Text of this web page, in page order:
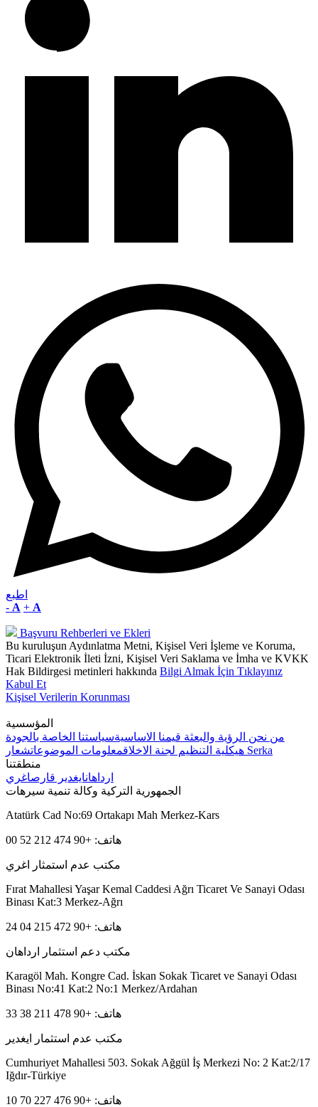
اطبع
- A + A
Başvuru Rehberleri ve Ekleri
Bu kuruluşun Aydınlatma Metni, Kişisel Veri İşleme ve Koruma,
Ticari Elektronik İleti İzni, Kişisel Veri Saklama ve İmha ve KVKK
Hak Bildirgesi metinleri hakkında Bilgi Almak İçin Tıklayınız
Kabul Et
Kişisel Verilerin Korunması
المؤسسية
من نحن الرؤية والبعثة قيمنا الاساسيةسياستنا الخاصة بالجودة
هيكلية التنظيم لجنة الاخلاقمعلومات الموضوعات
شعار Serka
منطقتنا
ارداهانايغدير قارصاغري
الجمهورية التركية وكالة تنمية سيرهات
Atatürk Cad No:69 Ortakapı Mah Merkez-Kars
هاتف: +90 474 212 52 00
مكتب عدم استمثار اغري
Fırat Mahallesi Yaşar Kemal Caddesi Ağrı Ticaret Ve Sanayi Odası
Binası Kat:3 Merkez-Ağrı
هاتف: +90 472 215 04 24
مكتب دعم استثمار ارداهان
Karagöl Mah. Kongre Cad. İskan Sokak Ticaret ve Sanayi Odası
Binası No:41 Kat:2 No:1 Merkez/Ardahan
هاتف: +90 478 211 38 33
مكتب عدم استثمار ايغدير
Cumhuriyet Mahallesi 503. Sokak Ağgül İş Merkezi No: 2 Kat:2/17
Iğdır-Türkiye
هاتف: +90 476 227 70 10